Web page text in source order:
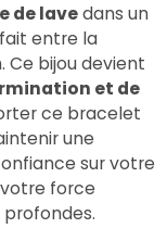
de lavedans un
entre la
bijou devient
et de
ce bracelet
une
sur votre
force